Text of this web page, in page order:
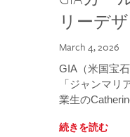
リーデ
March 4, 2026
GIA（米国宝
「ジャンマ
業生の
続きを読む